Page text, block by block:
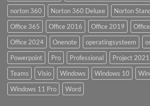
norton 360
Norton 360 Deluxe Norton
Office 365
Office 2016 Office 2019
Office 2024
Onenote operatingsysteem
Powerpoint
Pro Professional Project 2021
Teams
Visio Windows Windows 10
Windows 11 Pro
Word